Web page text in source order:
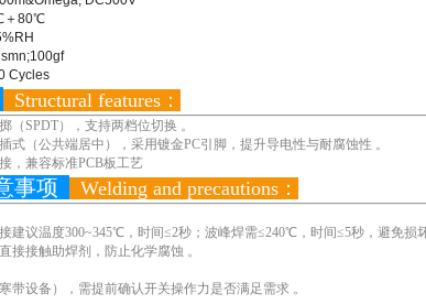
＋80℃
Cycles
Structural features：
（SPDT），支持两档位切换 。
式（公共端居中），采用镀金PC引脚，提升导电性与耐腐蚀性 。
，兼容标准PCB板工艺
事项 Welding and precautions：
建议温度300~345℃，时间≤2秒；波峰焊需≤240℃，时间≤5秒，避免损
接接触助焊剂，防止化学腐蚀 。
带设备），需提前确认开关操作力是否满足需求 。